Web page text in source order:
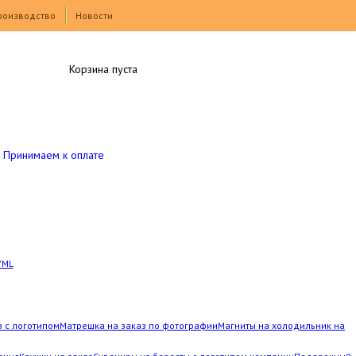
Новости
с логотипомМатрешка на заказ по фотографииМагниты на холодильник на
Принимаем к оплате
Корзина пуста